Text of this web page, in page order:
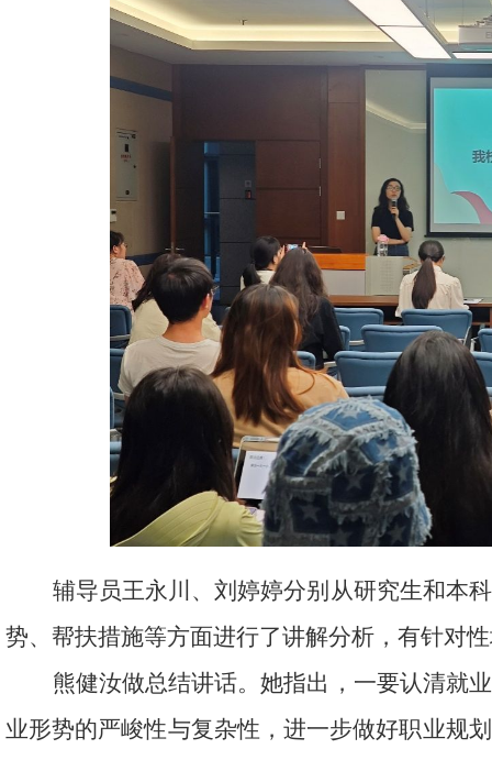
辅导员王永川、刘婷婷分别从研究生和本
势、帮扶措施等方面进行了讲解分析，有针对
熊健汝做总结讲话。她指出，一要认清就
业形势的严峻性与复杂性，进一步做好职业规